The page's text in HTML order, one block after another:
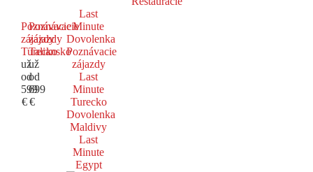
Poznávacie
zájazdy
Turecko
už
od
599
€
Poznávacie
zájazdy
Taliansko
už
od
699
€
Last
Minute
Dovolenka
Poznávacie
zájazdy
Last
Minute
Turecko
Dovolenka
Maldivy
Last
Minute
Egypt